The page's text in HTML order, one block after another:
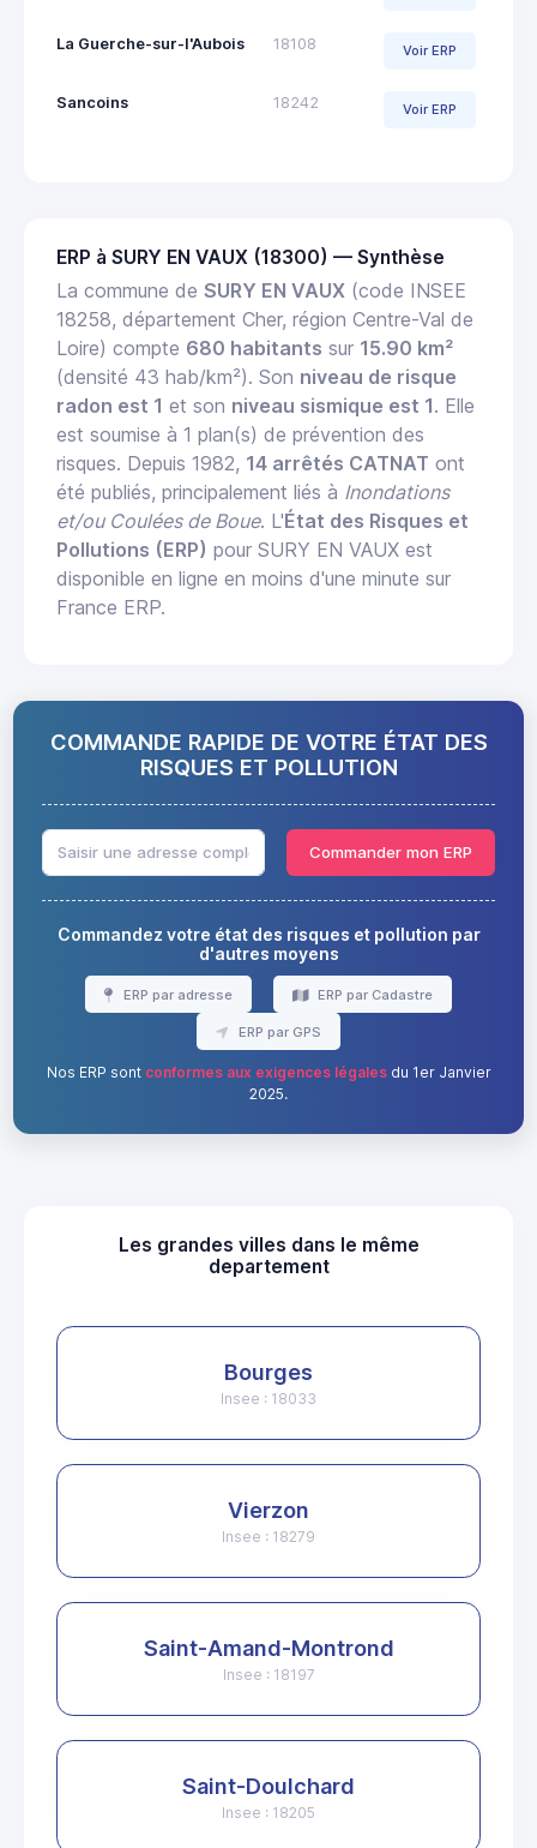
La Guerche-sur-l'Aubois 18108 Voir ERP
Sancoins 18242 Voir ERP
ERP à SURY EN VAUX (18300) — Synthèse
La commune de SURY EN VAUX (code INSEE
18258, département Cher, région Centre-Val de
Loire) compte 680 habitants sur 15.90 km²
(densité 43 hab/km²). Son niveau de risque
radon est 1 et son niveau sismique est 1. Elle
est soumise à 1 plan(s) de prévention des
risques. Depuis 1982, 14 arrêtés CATNAT ont
été publiés, principalement liés à Inondations
et/ou Coulées de Boue. L'État des Risques et
Pollutions (ERP) pour SURY EN VAUX est
disponible en ligne en moins d'une minute sur
France ERP.
COMMANDE RAPIDE DE VOTRE ÉTAT DES
RISQUES ET POLLUTION
Commander mon ERP
Commandez votre état des risques et pollution par
d'autres moyens
ERP par adresse ERP par Cadastre
ERP par GPS
Nos ERP sont conformes aux exigences légalesdu 1er Janvier
2025.
Les grandes villes dans le même
departement
Bourges
Insee : 18033
Vierzon
Insee : 18279
Saint-Amand-Montrond
Insee : 18197
Saint-Doulchard
Insee : 18205